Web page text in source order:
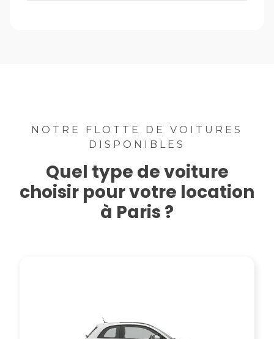
NOTRE FLOTTE DE VOITURES
DISPONIBLES
Quel type de voiture
choisir pour votre location
à Paris ?